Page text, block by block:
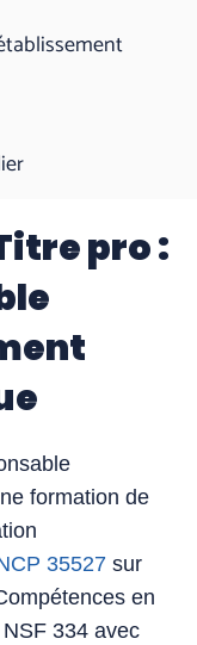
pro :
formation de
35527 sur
en
334 avec